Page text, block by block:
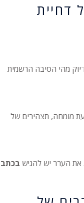
דחיית
מהי הסיבה הרשמית
מומחה, תצהירים של
את הערר יש להגיש בכתב